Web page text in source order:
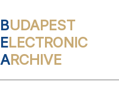
BUDAPEST
ELECTRONIC
ARCHIVE